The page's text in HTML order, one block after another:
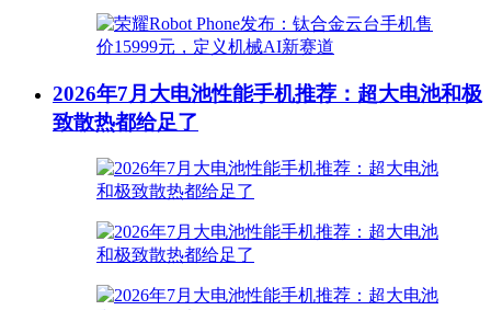
2026年7月大电池性能手机推荐：超大电池和极
致散热都给足了